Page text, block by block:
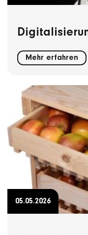
nicht als
Mehr erfahren
05.05.2026